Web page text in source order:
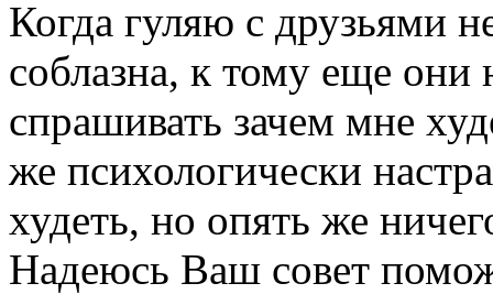
Когда гуляю с друзьями
соблазна, к тому еще они
спрашивать зачем мне
же психологически
худеть, но опять же
Надеюсь Ваш совет